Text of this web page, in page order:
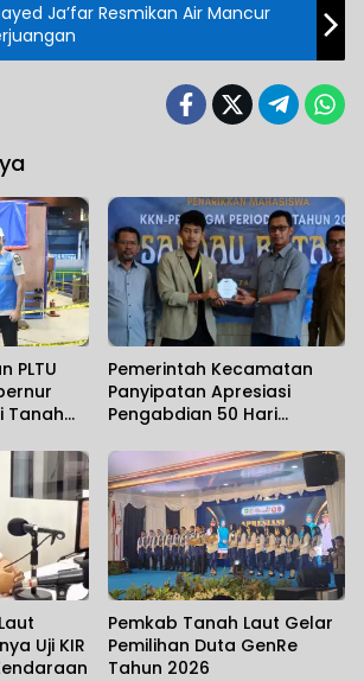
Ja’far Resmikan Air Mancur
PLTU
Tanah
Pemerintah Kecamatan
Panyipatan Apresiasi
Pengabdian 50 Hari
Uji KIR
Pemkab Tanah Laut Gelar
Pemilihan Duta GenRe
Tahun 2026